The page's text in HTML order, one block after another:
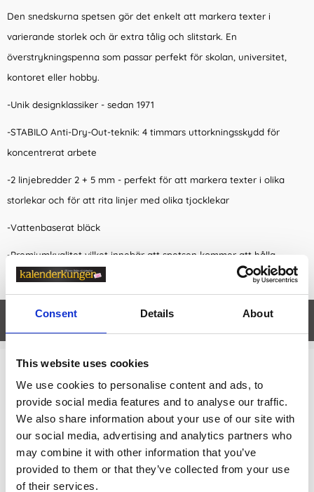
Consent Details About
This website uses cookies
We use cookies to personalise content and ads, to
provide social media features and to analyse our traffic.
We also share information about your use of our site with
our social media, advertising and analytics partners who
may combine it with other information that you’ve
provided to them or that they’ve collected from your use
of their services.
Den snedskurna spetsen gör det enkelt att markera texter i
varierande storlek och är extra tålig och slitstark. En
överstrykningspenna som passar perfekt för skolan, universitet,
kontoret eller hobby.
-Unik designklassiker - sedan 1971
-STABILO Anti-Dry-Out-teknik: 4 timmars uttorkningsskydd för
koncentrerat arbete
-2 linjebredder 2 + 5 mm - perfekt för att markera texter i olika
storlekar och för att rita linjer med olika tjocklekar
-Vattenbaserat bläck
-Premiumkvalitet vilket innebär att spetsen kommer att hålla
mycket länge
Egenskaper
Relaterade kategorier
Kontorsvaror /
Skriva & Rita
Kontorsvaror / Skriva & Rita /Pennor & Tillbehör
Kontorsvaror